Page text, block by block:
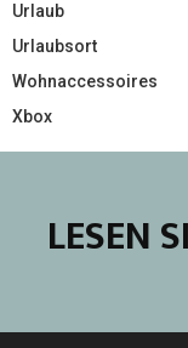
Urlaub
Urlaubsort
Wohnaccessoires
Xbox
LESEN